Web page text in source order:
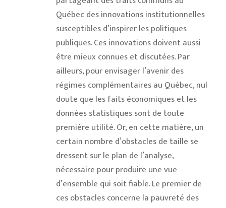
Québec des innovations institutionnelles
susceptibles d’inspirer les politiques
publiques. Ces innovations doivent aussi
être mieux connues et discutées. Par
ailleurs, pour envisager l’avenir des
régimes complémentaires au Québec, nul
doute que les faits économiques et les
données statistiques sont de toute
première utilité. Or, en cette matière, un
certain nombre d’obstacles de taille se
dressent sur le plan de l’analyse,
nécessaire pour produire une vue
d’ensemble qui soit fiable. Le premier de
ces obstacles concerne la pauvreté des